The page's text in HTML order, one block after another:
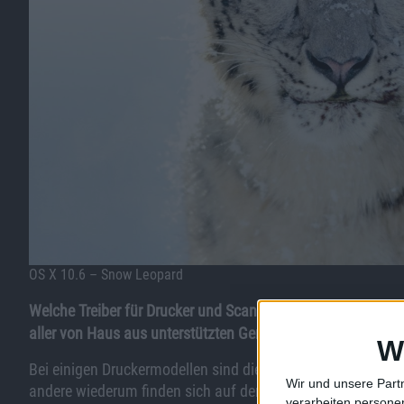
Wir und unsere
OS X 10.6 – Snow Leopard
Welche Treiber für Drucker und Scanner sind in Mac OS X
aller von Haus aus unterstützten Geräte findet man
Bei einigen Druckermodellen sind die Treiber nach dem
andere wiederum finden sich auf der Installations-DVD